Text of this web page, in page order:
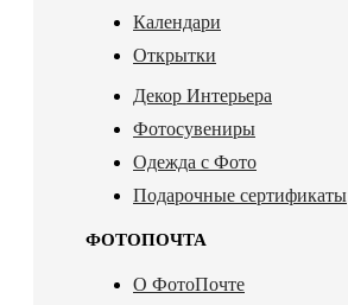
Календари
Открытки
Декор Интерьера
Фотосувениры
Одежда с Фото
Подарочные сертификаты
ФОТОПОЧТА
О ФотоПочте